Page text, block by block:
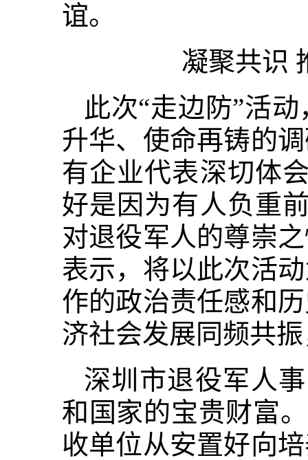
谊。
凝聚共识
此次“走边防”活
升华、使命再铸的
有企业代表深切体
好是因为有人负重
对退役军人的尊崇
表示，将以此次活
作的政治责任感和
济社会发展同频共
深圳市退役军人
和国家的宝贵财富
收单位从安置好向